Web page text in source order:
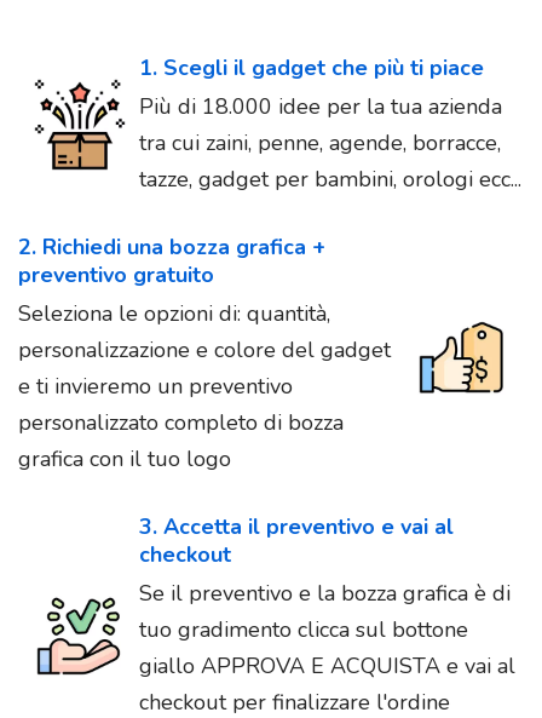
1. Scegli il gadget che più ti piace
Più di 18.000 idee per la tua azienda
tra cui zaini, penne, agende, borracce,
tazze, gadget per bambini, orologi ecc...
2. Richiedi una bozza grafica +
preventivo gratuito
Seleziona le opzioni di: quantità,
personalizzazione e colore del gadget
e ti invieremo un preventivo
personalizzato completo di bozza
grafica con il tuo logo
3. Accetta il preventivo e vai al
checkout
Se il preventivo e la bozza grafica è di
tuo gradimento clicca sul bottone
giallo APPROVA E ACQUISTA e vai al
checkout per finalizzare l'ordine